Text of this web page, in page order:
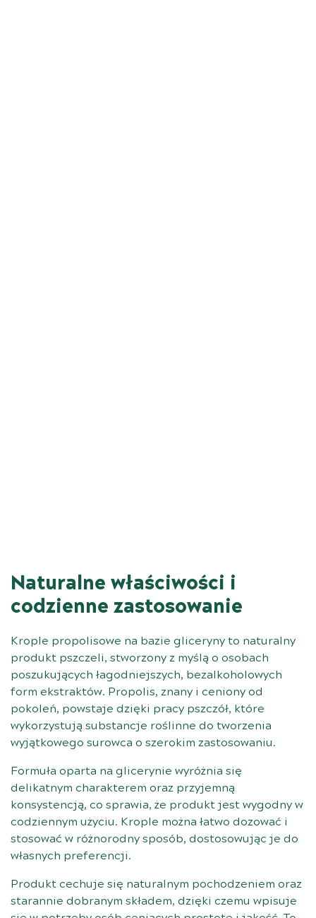
Naturalne właściwości i
codzienne zastosowanie
Krople propolisowe na bazie gliceryny to naturalny
produkt pszczeli, stworzony z myślą o osobach
poszukujących łagodniejszych, bezalkoholowych
form ekstraktów. Propolis, znany i ceniony od
pokoleń, powstaje dzięki pracy pszczół, które
wykorzystują substancje roślinne do tworzenia
wyjątkowego surowca o szerokim zastosowaniu.
Formuła oparta na glicerynie wyróżnia się
delikatnym charakterem oraz przyjemną
konsystencją, co sprawia, że produkt jest wygodny w
codziennym użyciu. Krople można łatwo dozować i
stosować w różnorodny sposób, dostosowując je do
własnych preferencji.
Produkt cechuje się naturalnym pochodzeniem oraz
starannie dobranym składem, dzięki czemu wpisuje